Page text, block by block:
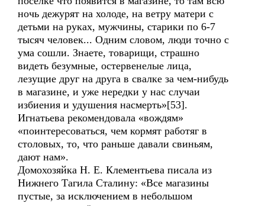
ночь дежурят на холоде, на ветру матери с
детьми на руках, мужчины, старики по 6-7
тысяч человек... Одним словом, люди точно с
ума сошли. Знаете, товарищи, страшно
видеть безумные, остервенелые лица,
лезущие друг на друга в свалке за чем-нибудь
в магазине, и уже нередки у нас случаи
избиения и удушения насмерть»[53].
Игнатьева рекомендовала «вождям»
«поинтересоваться, чем кормят работяг в
столовых, то, что раньше давали свиньям,
дают нам».
Домохозяйка Н. Е. Клементьева писала из
Нижнего Тагила Сталину: «Все магазины
пустые, за исключением в небольшом